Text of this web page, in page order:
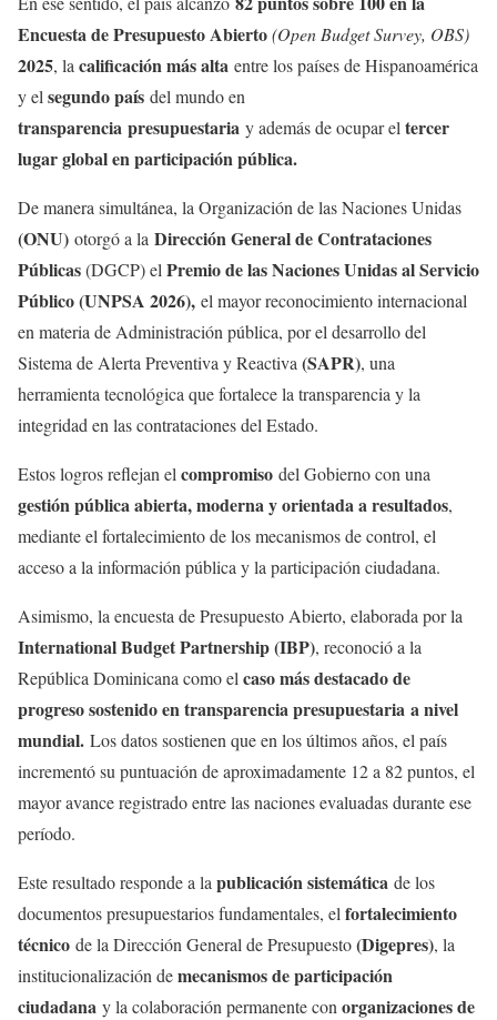
Encuesta de Presupuesto Abierto(Open Budget Survey, OBS)
2025, la calificación más alta entre los países de Hispanoamérica
y el segundo país del mundo en
transparencia presupuestaria y además de ocupar el tercer
lugar global en participación pública.
De manera simultánea, la Organización de las Naciones Unidas
(ONU) otorgó a la Dirección General de Contrataciones
Públicas(DGCP) el Premio de las Naciones Unidas al Servicio
Público (UNPSA 2026), el mayor reconocimiento internacional
en materia de Administración pública, por el desarrollo del
Sistema de Alerta Preventiva y Reactiva (SAPR), una
herramienta tecnológica que fortalece la transparencia y la
integridad en las contrataciones del Estado.
Estos logros reflejan el compromiso del Gobierno con una
gestión pública abierta, moderna y orientada a resultados,
mediante el fortalecimiento de los mecanismos de control, el
acceso a la información pública y la participación ciudadana.
Asimismo, la encuesta de Presupuesto Abierto, elaborada por la
International Budget Partnership (IBP), reconoció a la
República Dominicana como el caso más destacado de
progreso sostenido en transparencia presupuestaria a nivel
mundial. Los datos sostienen que en los últimos años, el país
incrementó su puntuación de aproximadamente 12 a 82 puntos, el
mayor avance registrado entre las naciones evaluadas durante ese
período.
Este resultado responde a la publicación sistemática de los
documentos presupuestarios fundamentales, el fortalecimiento
técnico de la Dirección General de Presupuesto(Digepres), la
institucionalización demecanismos de participación
ciudadana y la colaboración permanente con organizaciones de